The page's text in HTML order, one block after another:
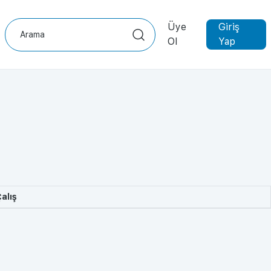
Üye
Ol
Giriş
Yap